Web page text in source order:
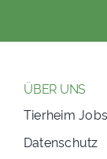
ÜBER UNS
Tierheim Jobs
Datenschutz